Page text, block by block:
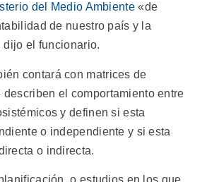
del Medio Ambiente«de
de nuestro país y la
el funcionario.
contará con matrices de
describen el comportamiento entre
y definen si esta
o independiente y si esta
o indirecta.
o estudios en los que